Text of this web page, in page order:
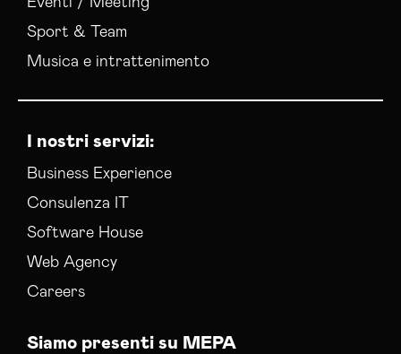
Sport & Team
Musica e intrattenimento
I nostri servizi:
Business Experience
Consulenza IT
Software House
Web Agency
Careers
Siamo presenti su MEPA